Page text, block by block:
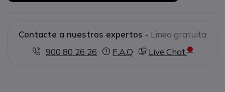
Contacte a nuestros expertos - Linea gratuita
900 80 26 26
F.A.Q Live Chat